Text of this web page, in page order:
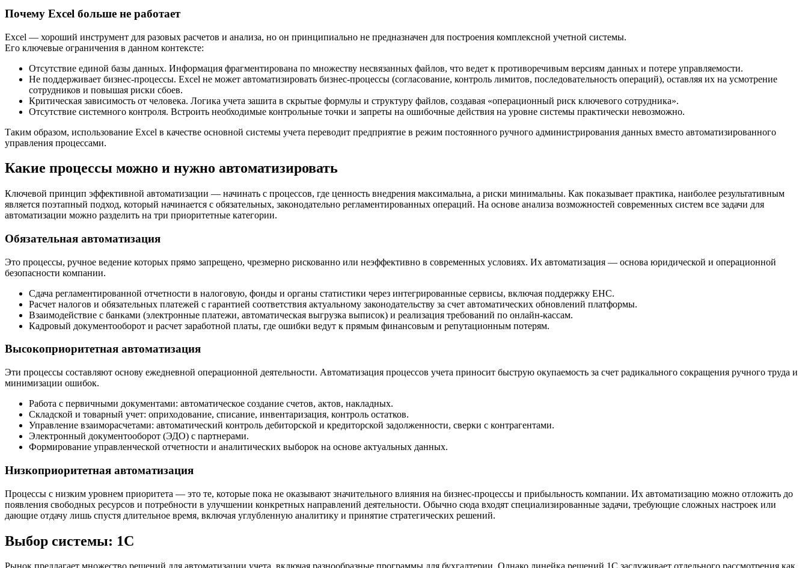
Почему Excel больше не работает
Excel — хороший инструмент для разовых расчетов и анализа, но он принципиально не предназначен для построения комплексной учетной системы.
Его ключевые ограничения в данном контексте:
Отсутствие единой базы данных. Информация фрагментирована по множеству несвязанных файлов, что ведет к противоречивым версиям данных и потере управляемости.
Не поддерживает бизнес-процессы. Excel не может автоматизировать бизнес-процессы (согласование, контроль лимитов, последовательность операций), оставляя их на усмотрение
сотрудников и повышая риски сбоев.
Критическая зависимость от человека. Логика учета зашита в скрытые формулы и структуру файлов, создавая «операционный риск ключевого сотрудника».
Отсутствие системного контроля. Встроить необходимые контрольные точки и запреты на ошибочные действия на уровне системы практически невозможно.
Таким образом, использование Excel в качестве основной системы учета переводит предприятие в режим постоянного ручного администрирования данных вместо автоматизированного
управления процессами.
Какие процессы можно и нужно автоматизировать
Ключевой принцип эффективной автоматизации — начинать с процессов, где ценность внедрения максимальна, а риски минимальны. Как показывает практика, наиболее результативным
является поэтапный подход, который начинается с обязательных, законодательно регламентированных операций. На основе анализа возможностей современных систем все задачи для
автоматизации можно разделить на три приоритетные категории.
Обязательная автоматизация
Это процессы, ручное ведение которых прямо запрещено, чрезмерно рискованно или неэффективно в современных условиях. Их автоматизация — основа юридической и операционной
безопасности компании.
Сдача регламентированной отчетности в налоговую, фонды и органы статистики через интегрированные сервисы, включая поддержку ЕНС.
Расчет налогов и обязательных платежей с гарантией соответствия актуальному законодательству за счет автоматических обновлений платформы.
Взаимодействие с банками (электронные платежи, автоматическая выгрузка выписок) и реализация требований по онлайн-кассам.
Кадровый документооборот и расчет заработной платы, где ошибки ведут к прямым финансовым и репутационным потерям.
Высокоприоритетная автоматизация
Эти процессы составляют основу ежедневной операционной деятельности. Автоматизация процессов учета приносит быструю окупаемость за счет радикального сокращения ручного труда и
минимизации ошибок.
Работа с первичными документами: автоматическое создание счетов, актов, накладных.
Складской и товарный учет: оприходование, списание, инвентаризация, контроль остатков.
Управление взаиморасчетами: автоматический контроль дебиторской и кредиторской задолженности, сверки с контрагентами.
Электронный документооборот (ЭДО) с партнерами.
Формирование управленческой отчетности и аналитических выборок на основе актуальных данных.
Низкоприоритетная автоматизация
Процессы с низким уровнем приоритета — это те, которые пока не оказывают значительного влияния на бизнес-процессы и прибыльность компании. Их автоматизацию можно отложить до
появления свободных ресурсов и потребности в улучшении конкретных направлений деятельности. Обычно сюда входят специализированные задачи, требующие сложных настроек или
дающие отдачу лишь спустя длительное время, включая углубленную аналитику и принятие стратегических решений.
Выбор системы: 1С